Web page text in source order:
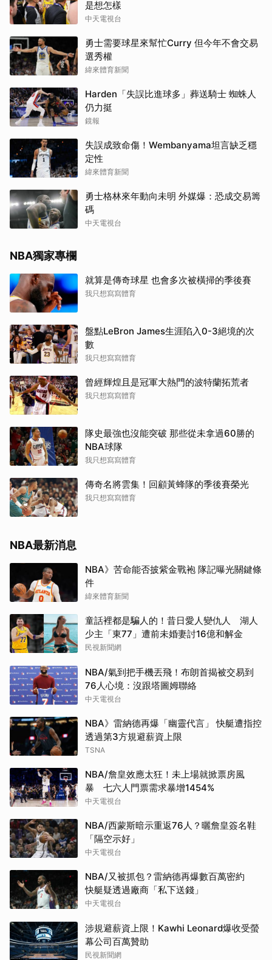
是想怎樣
中天電視台
勇士需要球星來幫忙Curry 但今年不會交易
選秀權
緯來體育新聞
Harden「失誤比進球多」葬送騎士 蜘蛛人
仍力挺
鏡報
失誤成致命傷！Wembanyama坦言缺乏穩
定性
緯來體育新聞
勇士格林來年動向未明 外媒爆：恐成交易籌
碼
中天電視台
NBA獨家專欄
就算是傳奇球星 也會多次被橫掃的季後賽
我只想寫寫體育
盤點LeBron James生涯陷入0-3絕境的次
數
我只想寫寫體育
曾經輝煌且是冠軍大熱門的波特蘭拓荒者
我只想寫寫體育
隊史最強也沒能突破 那些從未拿過60勝的
NBA球隊
我只想寫寫體育
傳奇名將雲集！回顧黃蜂隊的季後賽榮光
我只想寫寫體育
NBA最新消息
NBA》苦命能否披紫金戰袍 隊記曝光關鍵條
件
緯來體育新聞
童話裡都是騙人的！昔日愛人變仇人 湖人
少主「東77」遭前未婚妻討16億和解金
民視新聞網
NBA/氣到把手機丟飛！布朗首揭被交易到
76人心境：沒跟塔圖姆聯絡
中天電視台
NBA》雷納德再爆「幽靈代言」 快艇遭指控
透過第3方規避薪資上限
TSNA
NBA/詹皇效應太狂！未上場就掀票房風
暴 七六人門票需求暴增1454%
中天電視台
NBA/西蒙斯暗示重返76人？曬詹皇簽名鞋
「隔空示好」
中天電視台
NBA/又被抓包？雷納德再爆數百萬密約
快艇疑透過廠商「私下送錢」
中天電視台
涉規避薪資上限！Kawhi Leonard爆收受螢
幕公司百萬贊助
民視新聞網
取消